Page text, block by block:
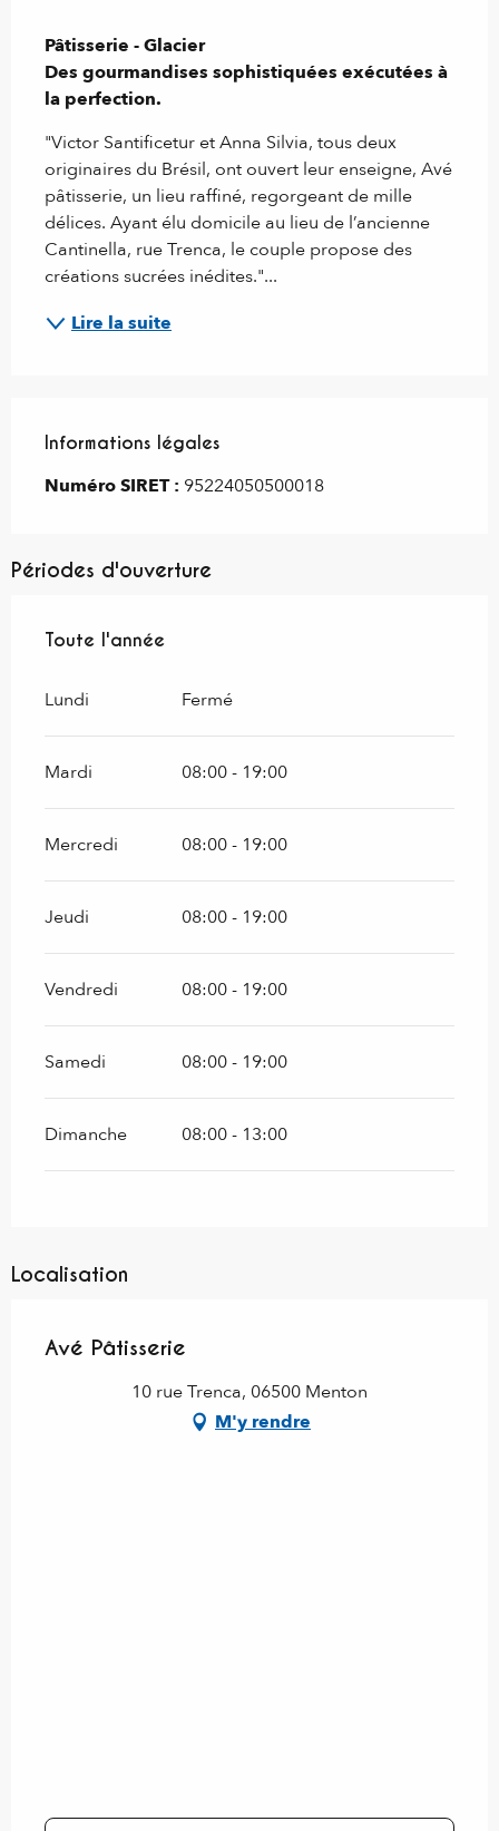
Pâtisserie - Glacier
Des gourmandises sophistiquées exécutées à
la perfection.
"Victor Santificetur et Anna Silvia, tous deux
originaires du Brésil, ont ouvert leur enseigne, Avé
pâtisserie, un lieu raffiné, regorgeant de mille
délices. Ayant élu domicile au lieu de l’ancienne
Cantinella, rue Trenca, le couple propose des
créations sucrées inédites."...
Lire la suite
Informations légales
Informations légales
Numéro SIRET : 95224050500018
Périodes d'ouverture
Toute l'année
Toute l'année
Lundi Fermé
Mardi 08:00 - 19:00
Mercredi 08:00 - 19:00
Jeudi 08:00 - 19:00
Vendredi 08:00 - 19:00
Samedi 08:00 - 19:00
Dimanche 08:00 - 13:00
Localisation
Avé Pâtisserie
10 rue Trenca, 06500 Menton
M'y rendre